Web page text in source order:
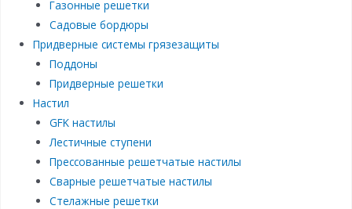
Газонные решетки
Садовые бордюры
Придверные системы грязезащиты
Поддоны
Придверные решетки
Настил
GFK настилы
Лестичные ступени
Прессованные решетчатые настилы
Сварные решетчатые настилы
Стелажные решетки